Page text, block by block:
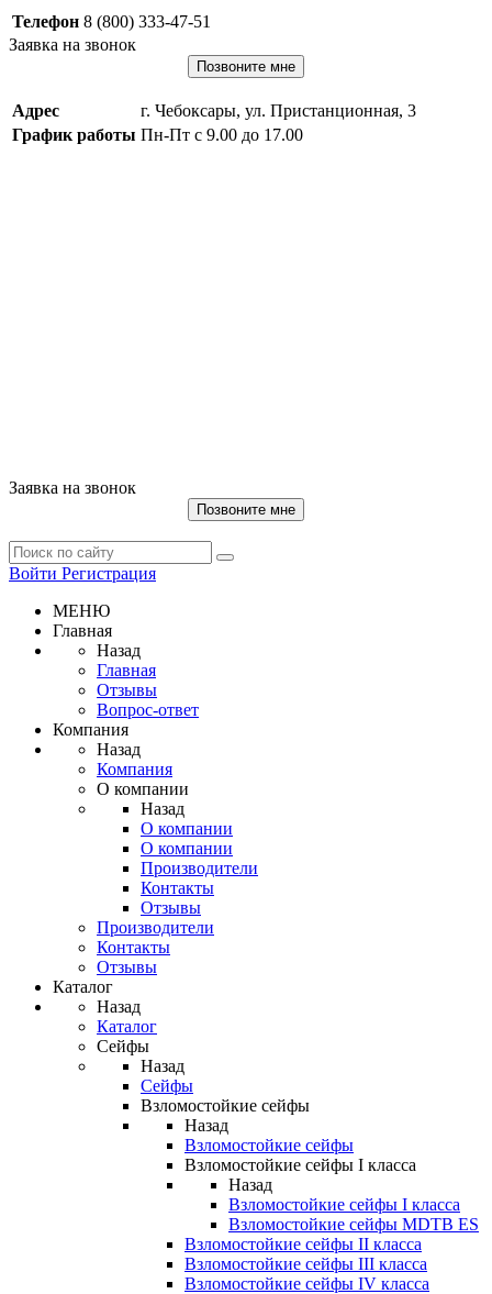
Телефон 8 (800) 333-47-51
Заявка на звонок
Позвоните мне
Адрес
г. Чебоксары, ул. Пристанционная, 3
График работы Пн-Пт с 9.00 до 17.00
Заявка на звонок
Позвоните мне
Войти Регистрация
МЕНЮ
Главная
Назад
Главная
Отзывы
Вопрос-ответ
Компания
Назад
Компания
О компании
Назад
О компании
О компании
Производители
Контакты
Отзывы
Производители
Контакты
Отзывы
Каталог
Назад
Каталог
Сейфы
Назад
Сейфы
Взломостойкие сейфы
Назад
Взломостойкие сейфы
Взломостойкие сейфы I класса
Назад
Взломостойкие сейфы I класса
Взломостойкие сейфы MDTB ES
Взломостойкие сейфы II класса
Взломостойкие сейфы III класса
Взломостойкие сейфы IV класса